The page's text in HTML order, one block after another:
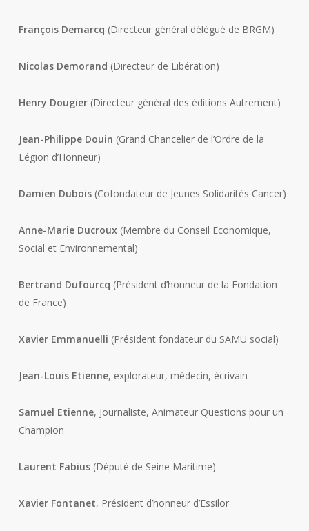
François Demarcq (Directeur général délégué de BRGM)
Nicolas Demorand (Directeur de Libération)
Henry Dougier(Directeur général des éditions Autrement)
Jean-Philippe Douin (Grand Chancelier de l’Ordre de la
Légion d’Honneur)
Damien Dubois(Cofondateur de Jeunes Solidarités Cancer)
Anne-Marie Ducroux (Membre du Conseil Economique,
Social et Environnemental)
Bertrand Dufourcq (Président d’honneur de la Fondation
de France)
Xavier Emmanuelli (Président fondateur du SAMU social)
Jean-Louis Etienne, explorateur, médecin, écrivain
Samuel Etienne, Journaliste, Animateur Questions pour un
Champion
Laurent Fabius(Député de Seine Maritime)
Xavier Fontanet, Président d’honneur d’Essilor